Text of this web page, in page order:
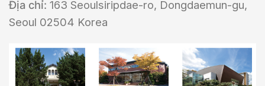
Địa chỉ: 163 Seoulsiripdae-ro, Dongdaemun-gu,
Seoul 02504 Korea